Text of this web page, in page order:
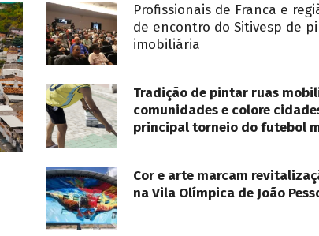
Profissionais de Franca e
de encontro do Sitivesp de
imobiliária
Tradição de pintar ruas
comunidades e colore
principal torneio do futebol
Cor e arte marcam
na Vila Olímpica de João